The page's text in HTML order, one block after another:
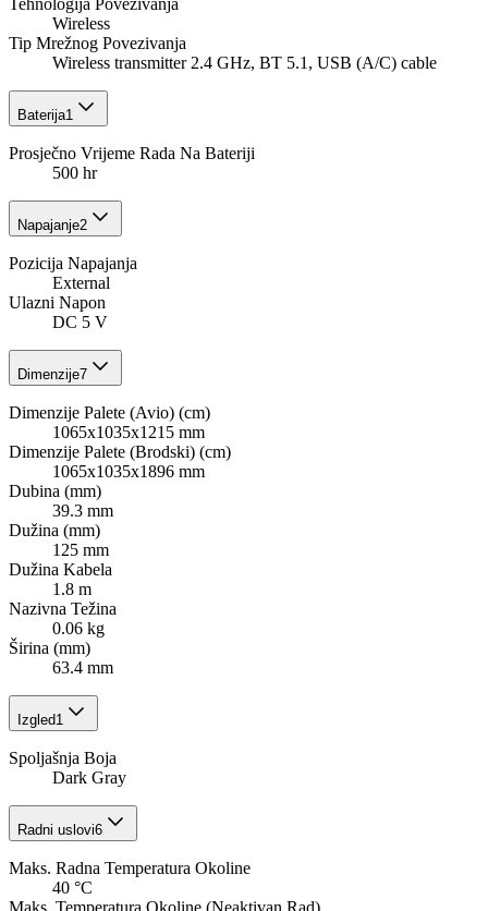
Tehnologija Povezivanja
Wireless
Tip Mrežnog Povezivanja
Wireless transmitter 2.4 GHz, BT 5.1, USB (A/C) cable
Baterija1
Prosječno Vrijeme Rada Na Bateriji
500 hr
Napajanje2
Pozicija Napajanja
External
Ulazni Napon
DC 5 V
Dimenzije7
Dimenzije Palete (Avio) (cm)
1065x1035x1215 mm
Dimenzije Palete (Brodski) (cm)
1065x1035x1896 mm
Dubina (mm)
39.3 mm
Dužina (mm)
125 mm
Dužina Kabela
1.8 m
Nazivna Težina
0.06 kg
Širina (mm)
63.4 mm
Izgled1
Spoljašnja Boja
Dark Gray
Radni uslovi6
Maks. Radna Temperatura Okoline
40 °C